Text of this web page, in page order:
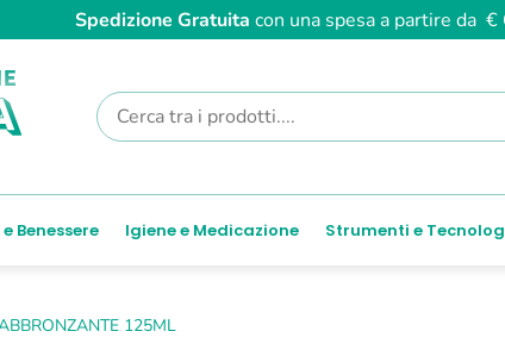
Spedizione Gratuita con una spesa a partire da €
Benessere Igiene e Medicazione Strumenti e
125ML